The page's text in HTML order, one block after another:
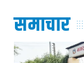
समाचार